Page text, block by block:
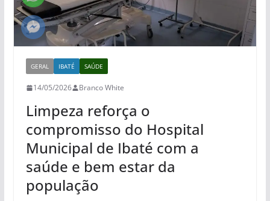
GERAL IBATÉ SAÚDE
14/05/2026 Branco White
Limpeza reforça o
compromisso do Hospital
Municipal de Ibaté com a
saúde e bem estar da
população